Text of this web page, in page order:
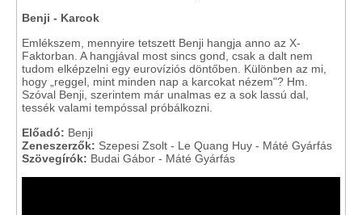
Benji - Karcok
Emlékszem, mennyire tetszett Benji hangja anno az X-
Faktorban. A hangjával most sincs gond, csak a dalt nem
tudom elképzelni egy eurovíziós döntőben. Különben az mi,
hogy „reggel, mint minden nap a karcokat nézem"? Hm.
Szóval Benji, szerintem már unalmas ez a sok lassú dal,
tessék valami tempóssal próbálkozni.
Előadó: Benji
Zeneszerzők: Szepesi Zsolt - Le Quang Huy - Máté Gyárfás
Szövegírók: Budai Gábor - Máté Gyárfás